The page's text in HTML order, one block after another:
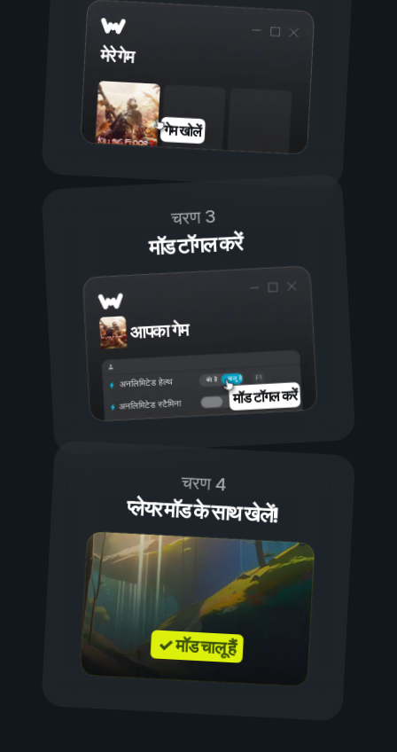
मेरे गेम
गेम खोलें
चरण 3
मॉड टॉगल करें
आपका गेम
चालू है
बंद है
अनलिमिटेड हेल्थ
अनलिमिटेड स्टैमिना मॉड टॉगल करें
चरण 4
प्लेयर मॉड के साथ खेलें!
✓ मॉड चालू हैं